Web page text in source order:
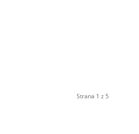
Strana 1 z 5